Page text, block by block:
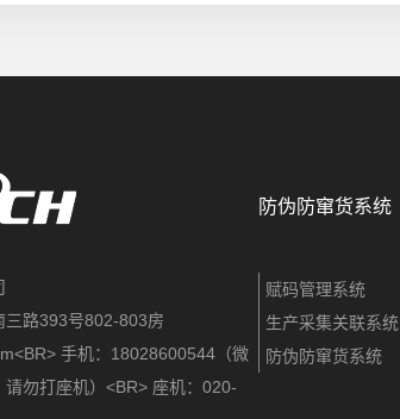
三路393号802-803房
手机：18028600544（微
勿打座机）<BR> 座机：020-
防伪防窜货系统
赋码管理系统
生产采集关联系统
防伪防窜货系统